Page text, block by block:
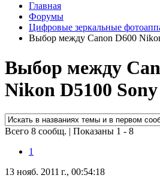
Главная
Форумы
Цифровые зеркальные
Выбор между Canon D600
Выбор между
Nikon D5100
Всего 8 сообщ. | Показаны 1 - 8
1
13 нояб. 2011 г., 00:54:18